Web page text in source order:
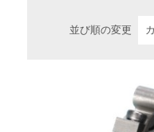
並び順の変更